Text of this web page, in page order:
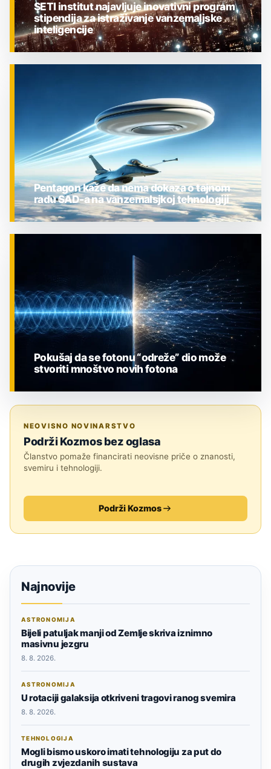
SETI institut najavljuje inovativni program
stipendija za istraživanje vanzemaljske
inteligencije
Pentagon kaže da nema dokaza o tajnom
radu SAD-a na vanzemalsjkoj tehnologiji
Pokušaj da se fotonu “odreže” dio može
stvoriti mnoštvo novih fotona
NEOVISNO NOVINARSTVO
Podrži Kozmos bez oglasa
Članstvo pomaže financirati neovisne priče o znanosti,
svemiru i tehnologiji.
Podrži Kozmos
Najnovije
ASTRONOMIJA
Bijeli patuljak manji od Zemlje skriva iznimno
masivnu jezgru
8. 8. 2026.
ASTRONOMIJA
U rotaciji galaksija otkriveni tragovi ranog svemira
8. 8. 2026.
TEHNOLOGIJA
Mogli bismo uskoro imati tehnologiju za put do
drugih zvjezdanih sustava